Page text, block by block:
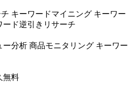
キーワードマイニング キーワー
ード逆引きリサーチ
ー分析 商品モニタリング キーワー
無料